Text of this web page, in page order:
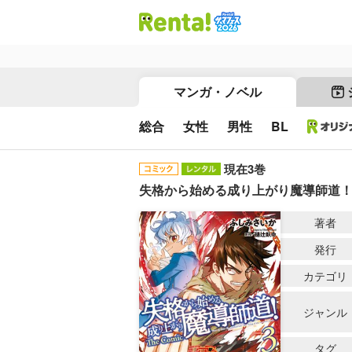
マンガ・ノベル
総合
女性 男性 BL
現在3巻
失格から始める成り上がり魔導師道
著者
発行
カテゴリ
ジャンル
タグ